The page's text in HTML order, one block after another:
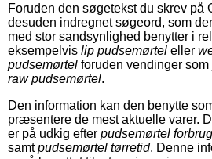
Foruden den søgetekst du skrev på
desuden indregnet søgeord, som
med stor sandsynlighed benytter i
eksempelvis lip pudsemørtel eller
pudsemørtel foruden vendinger som
raw pudsemørtel.
Den information kan den benytte
præsentere de mest aktuelle varer.
er på udkig efter pudsemørtel forbrug
samtpudsemørtel tørretid. Denne